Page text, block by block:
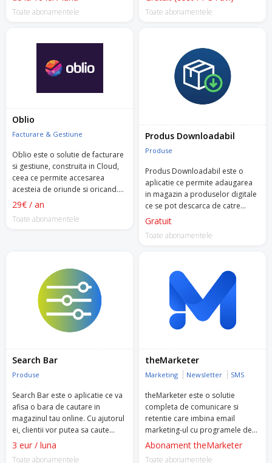
programul de contabilitate Saga.
Toate abonamentele
listeaza produsele si pe
marketplace-ul FAVI.
Toate abonamentele
Oblio
Facturare & Gestiune
Oblio este o solutie de facturare
si gestiune, construita in Cloud,
ceea ce permite accesarea
acesteia de oriunde si oricand.
Are integrare cu cele mai utilizate
WinMentor, Saga, Ciel si e-
29€ / an
Toate abonamentele
Produs Downloadabil
Produse
Produs Downloadabil este o
aplicatie ce permite adaugarea
in magazin a produselor digitale
ce se pot descarca de catre
clienti, din contul lor, dupa ce
Gratuit
Toate abonamentele
Search Bar
Produse
Search Bar este o aplicatie ce va
afisa o bara de cautare in
magazinul tau online. Cu ajutorul
ei, clientii vor putea sa caute
produsele dorite dupa atribute
3 eur / luna
Toate abonamentele
theMarketer
Marketing Newsletter SMS
theMarketer este o solutie
completa de comunicare si
retentie care imbina email
marketing-ul cu programele de
loialitate, transformand simplii
Abonament theMarketer
Toate abonamentele